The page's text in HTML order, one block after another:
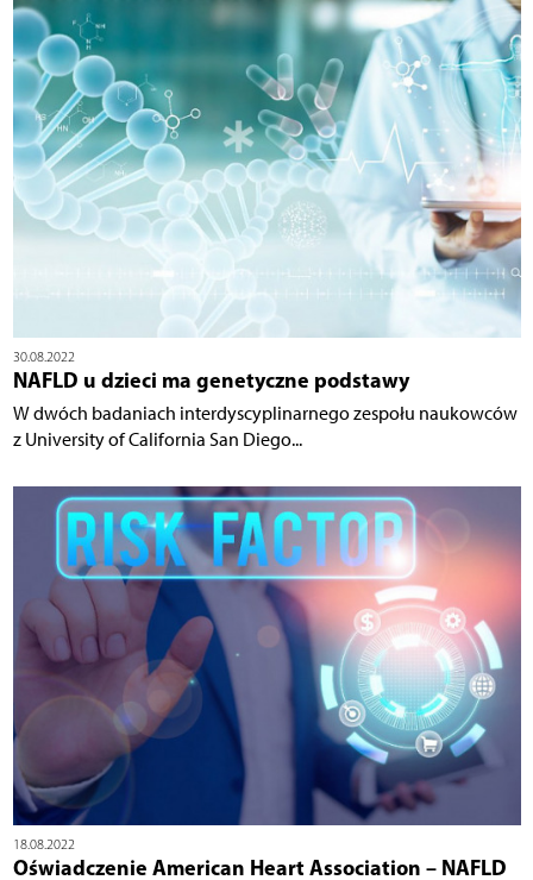
30.08.2022
NAFLD u dzieci ma genetyczne podstawy
W dwóch badaniach interdyscyplinarnego zespołu naukowców
z University of California San Diego...
18.08.2022
Oświadczenie American Heart Association – NAFLD